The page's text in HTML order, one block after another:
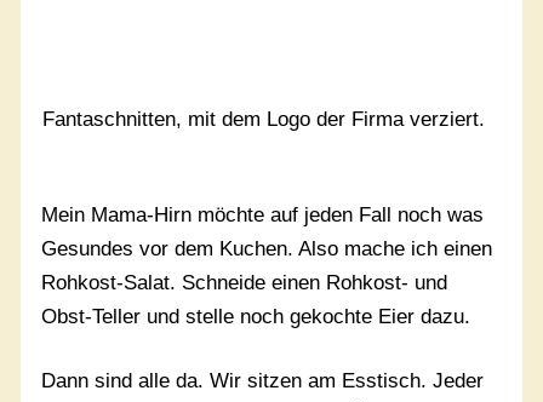
Fantaschnitten, mit dem Logo der Firma verziert.
Mein Mama-Hirn möchte auf jeden Fall noch was
Gesundes vor dem Kuchen. Also mache ich einen
Rohkost-Salat. Schneide einen Rohkost- und
Obst-Teller und stelle noch gekochte Eier dazu.
Dann sind alle da. Wir sitzen am Esstisch. Jeder